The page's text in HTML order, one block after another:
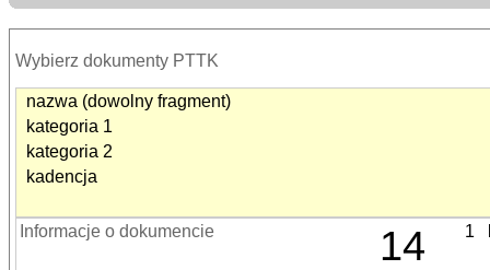
Wybierz dokumenty PTTK
nazwa (dowolny fragment)
kategoria 1
kategoria 2
kadencja
Informacje o dokumencie 14 1